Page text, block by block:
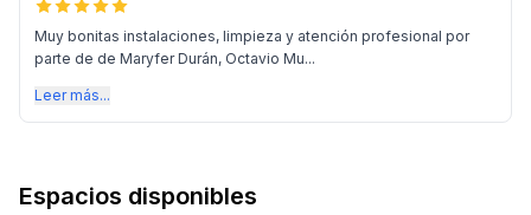
Muy bonitas instalaciones, limpieza y atención profesional por
parte de de Maryfer Durán, Octavio Mu...
Leer más...
Espacios disponibles